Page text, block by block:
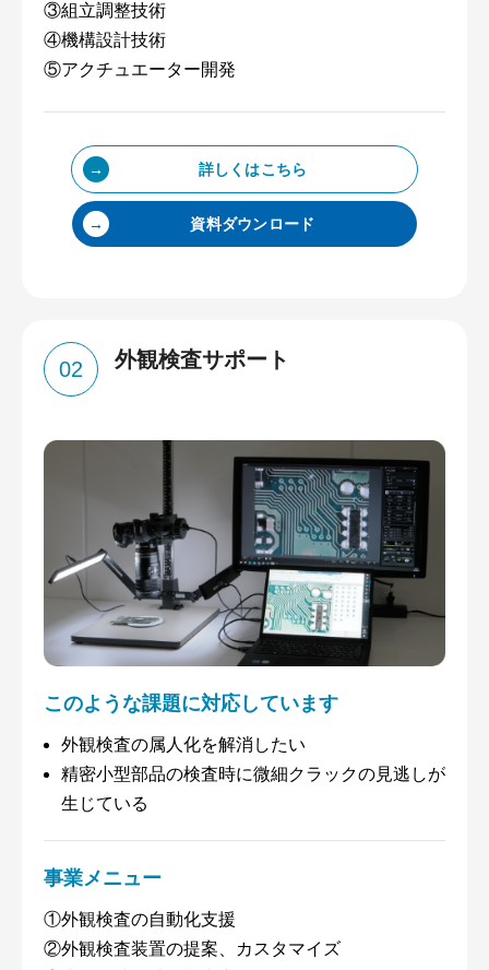
③組立調整技術
④機構設計技術
⑤アクチュエーター開発
詳しくはこちら
資料ダウンロード
02 外観検査サポート
このような課題に対応しています
外観検査の属人化を解消したい
精密小型部品の検査時に微細クラックの⾒逃しが
生じている
事業メニュー
①外観検査の自動化支援
②外観検査装置の提案、カスタマイズ